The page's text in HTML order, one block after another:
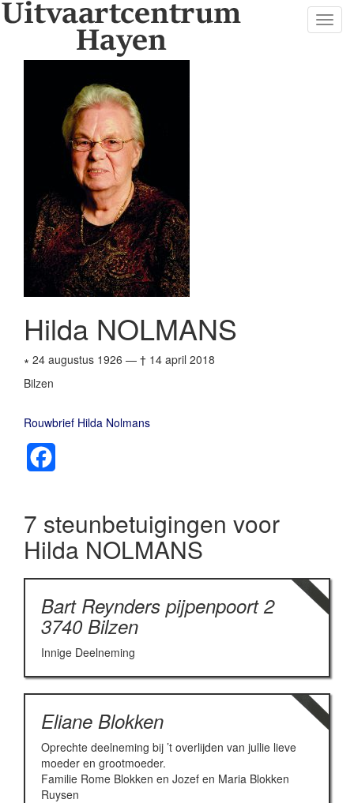
Hilda NOLMANS
∗ 24 augustus 1926 — † 14 april 2018
Bilzen
Rouwbrief Hilda Nolmans
7 steunbetuigingen voor
Hilda NOLMANS
Bart Reynders pijpenpoort 2
3740 Bilzen
Innige Deelneming
Eliane Blokken
Oprechte deelneming bij ’t overlijden van jullie lieve
moeder en grootmoeder.
Familie Rome Blokken en Jozef en Maria Blokken
Ruysen